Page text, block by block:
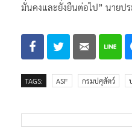
มั่นคงและยั่งยืนต่อไป” นายป
TAGS: ASF กรมปศุสัตว์